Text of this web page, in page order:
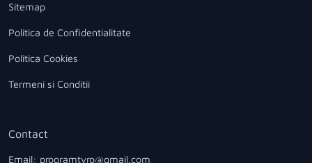
Sitemap
Politica de Confidentialitate
Politica Cookies
Termeni si Conditii
Contact
Email: programtvro@gmail.com